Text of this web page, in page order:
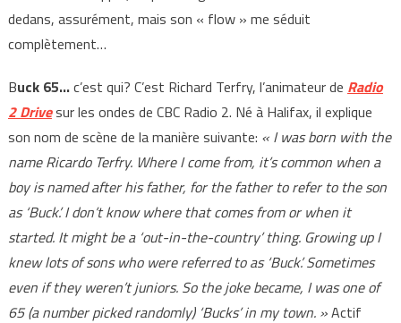
dedans, assurément, mais son « flow » me séduit
complètement…
Buck 65…c’est qui? C’est Richard Terfry, l’animateur de Radio
2 Drivesur les ondes de CBC Radio 2. Né à Halifax, il explique
son nom de scène de la manière suivante: « I was born with the
name Ricardo Terfry. Where I come from, it’s common when a
boy is named after his father, for the father to refer to the son
as ‘Buck’. I don’t know where that comes from or when it
started. It might be a ‘out-in-the-country’ thing. Growing up I
knew lots of sons who were referred to as ‘Buck’. Sometimes
even if they weren’t juniors. So the joke became, I was one of
65 (a number picked randomly) ‘Bucks’ in my town. »Actif